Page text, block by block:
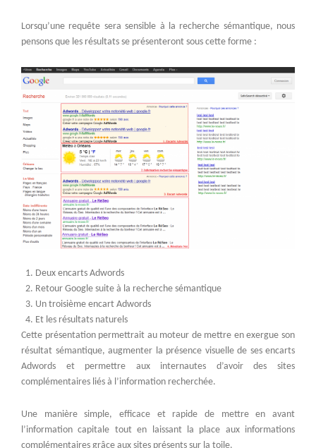
Lorsqu’une requête sera sensible à la recherche sémantique, nous
pensons que les résultats se présenteront sous cette forme :
Deux encarts Adwords
Retour Google suite à la recherche sémantique
Un troisième encart Adwords
Et les résultats naturels
Cette présentation permettrait au moteur de mettre en exergue son
résultat sémantique, augmenter la présence visuelle de ses encarts
Adwords et permettre aux internautes d’avoir des sites
complémentaires liés à l’information recherchée.
Une manière simple, efficace et rapide de mettre en avant
l’information capitale tout en laissant la place aux informations
complémentaires grâce aux sites présents sur la toile.